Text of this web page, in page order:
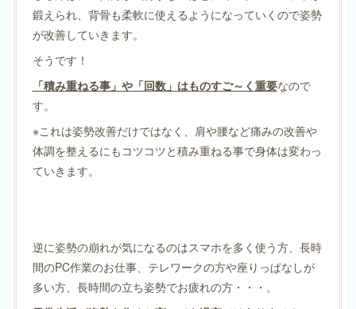
鍛えられ、背骨も柔軟に使えるようになっていくので姿勢
が改善していきます。
そうです！
「積み重ねる事」や「回数」はものすご～く重要なので
す。
※これは姿勢改善だけではなく、肩や腰など痛みの改善や
体調を整えるにもコツコツと積み重ねる事で身体は変わっ
ていきます。
逆に姿勢の崩れが気になるのはスマホを多く使う方、長時
間のPC作業のお仕事、テレワークの方や座りっぱなしが
多い方、長時間の立ち姿勢でお疲れの方・・・。